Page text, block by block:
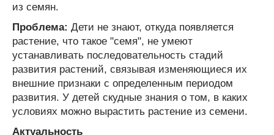
из семян.
Проблема: Дети не знают, откуда появляется
растение, что такое "семя", не умеют
устанавливать последовательность стадий
развития растений, связывая изменяющиеся их
внешние признаки с определенным периодом
развития. У детей скудные знания о том, в каких
условиях можно вырастить растение из семени.
Актуальность